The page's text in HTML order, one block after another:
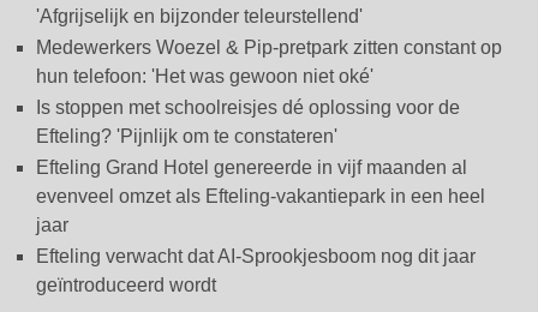
'Afgrijselijk en bijzonder teleurstellend'
Medewerkers Woezel & Pip-pretpark zitten constant op
hun telefoon: 'Het was gewoon niet oké'
Is stoppen met schoolreisjes dé oplossing voor de
Efteling? 'Pijnlijk om te constateren'
Efteling Grand Hotel genereerde in vijf maanden al
evenveel omzet als Efteling-vakantiepark in een heel
jaar
Efteling verwacht dat AI-Sprookjesboom nog dit jaar
geïntroduceerd wordt